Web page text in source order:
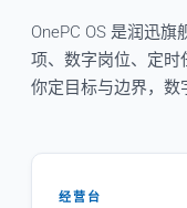
OnePC OS 是润迅
项、数字岗位、定时
你定目标与边界，数
经营台